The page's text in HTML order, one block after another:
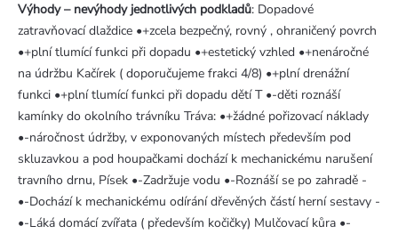
Výhody – nevýhody jednotlivých podkladů: Dopadové
zatravňovací dlaždice •+zcela bezpečný, rovný , ohraničený povrch
•+plní tlumící funkci při dopadu •+estetický vzhled •+nenáročné
na údržbu Kačírek ( doporučujeme frakci 4/8) •+plní drenážní
funkci •+plní tlumící funkci při dopadu dětí T •-děti roznáší
kamínky do okolního trávníku Tráva: •+žádné pořizovací náklady
•-náročnost údržby, v exponovaných místech především pod
skluzavkou a pod houpačkami dochází k mechanickému narušení
travního drnu, Písek •-Zadržuje vodu •-Roznáší se po zahradě -
•-Dochází k mechanickému odírání dřevěných částí herní sestavy -
•-Láká domácí zvířata ( především kočičky) Mulčovací kůra •-